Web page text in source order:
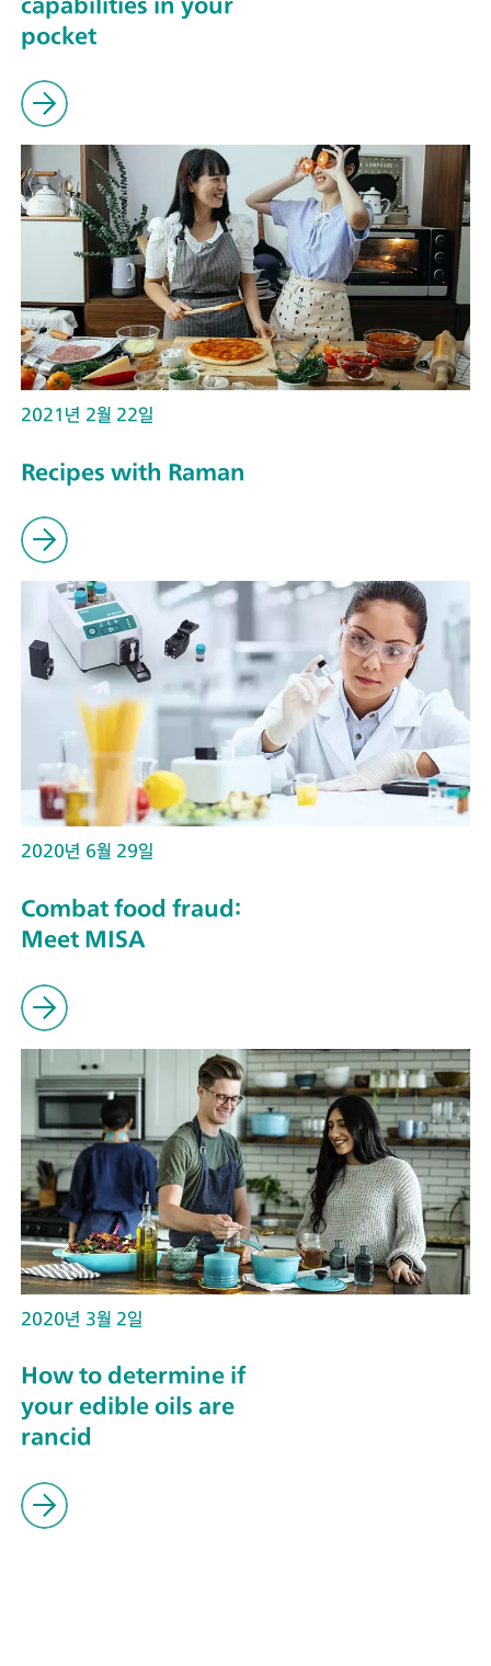
pocket
2021년 2월 22일
Recipes with Raman
2020년 6월 29일
Combat food fraud:
Meet MISA
2020년 3월 2일
How to determine if
your edible oils are
rancid